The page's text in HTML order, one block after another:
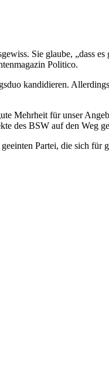
Sie glaube, „dass
Politico.
kandidieren.
Mehrheit für unser
des BSW auf den Weg
Partei, die sich für